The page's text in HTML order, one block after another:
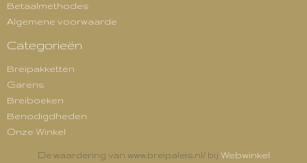
Betaalmethodes
Algemene voorwaarde
Categorieën
Breipakketten
Garens
Breiboeken
Benodigdheden
Onze Winkel
De waardering van www.breipaleis.nl/ bij Webwinkel